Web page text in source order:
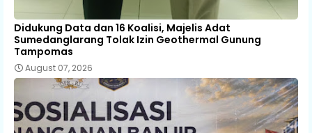
Didukung Data dan 16 Koalisi, Majelis Adat
Sumedanglarang Tolak Izin Geothermal Gunung
Tampomas
August 07, 2026